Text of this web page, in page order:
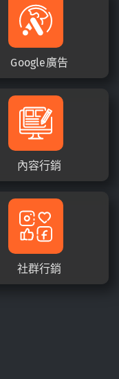
Google廣告
內容行銷
社群行銷